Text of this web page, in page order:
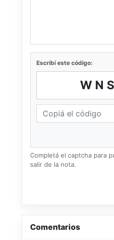
Escribí este código:
Completá el captcha para
salir de la nota.
Comentarios